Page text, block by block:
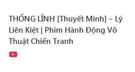
THỐNG LĨNH [Thuyết Minh] – Lý
Liên Kiệt | Phim Hành Động Võ
Thuật Chiến Tranh